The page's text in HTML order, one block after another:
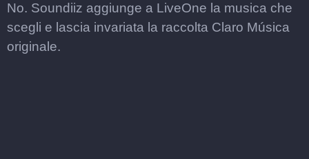
No. Soundiiz aggiunge a LiveOne la musica che
scegli e lascia invariata la raccolta Claro Música
originale.